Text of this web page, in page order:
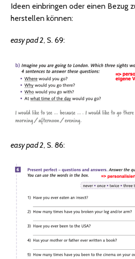
Ideen einbringen oder einen Bezug
herstellen können:
easy pad 2, S. 69:
easy pad 2, S. 86: